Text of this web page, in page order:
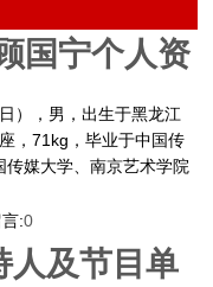
国宁个人资
），男，出生于黑龙江
，71kg，毕业于中国传
媒大学、南京艺术学院
言:0
人及节目单